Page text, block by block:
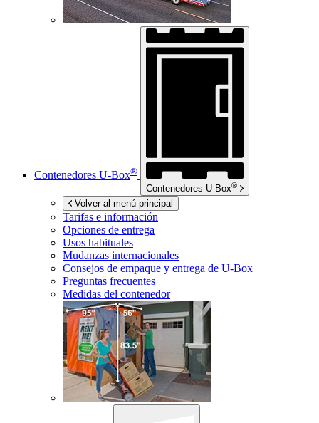
Contenedores U-Box®
Contenedores U-Box®
Volver al menú principal
Tarifas e información
Opciones de entrega
Usos habituales
Mudanzas internacionales
Consejos de empaque y entrega de U-Box
Preguntas frecuentes
Medidas del contenedor